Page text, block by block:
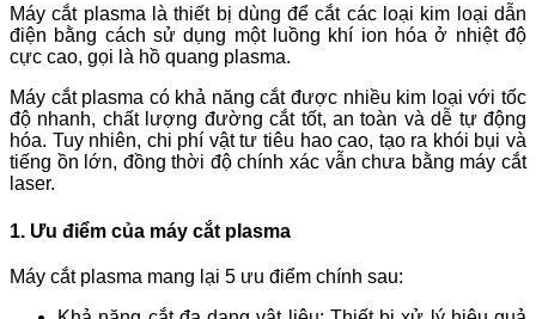
Máy cắt plasma là thiết bị dùng để cắt các loại kim loại dẫn
điện bằng cách sử dụng một luồng khí ion hóa ở nhiệt độ
cực cao, gọi là hồ quang plasma.
Máy cắt plasma có khả năng cắt được nhiều kim loại với tốc
độ nhanh, chất lượng đường cắt tốt, an toàn và dễ tự động
hóa. Tuy nhiên, chi phí vật tư tiêu hao cao, tạo ra khói bụi và
tiếng ồn lớn, đồng thời độ chính xác vẫn chưa bằng máy cắt
laser.
1. Ưu điểm của máy cắt plasma
Máy cắt plasma mang lại 5 ưu điểm chính sau: